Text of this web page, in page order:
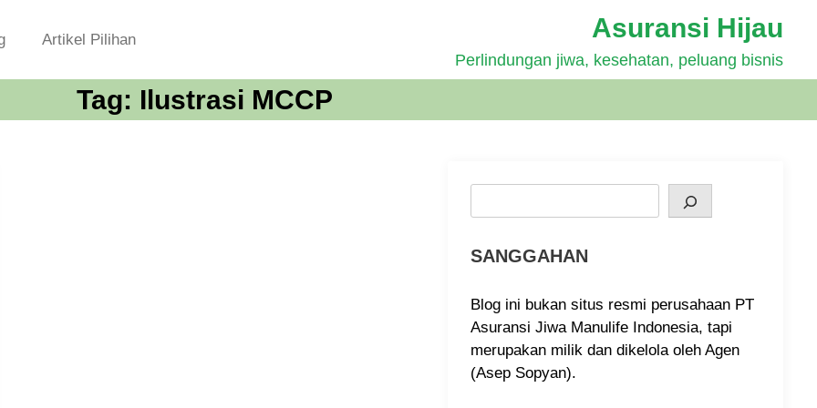
Asuransi Hijau
Perlindungan jiwa, kesehatan, peluang bisnis
Artikel Pilihan
Tag: Ilustrasi MCCP
SANGGAHAN
Blog ini bukan situs resmi perusahaan PT
Asuransi Jiwa Manulife Indonesia, tapi
merupakan milik dan dikelola oleh Agen
(Asep Sopyan).